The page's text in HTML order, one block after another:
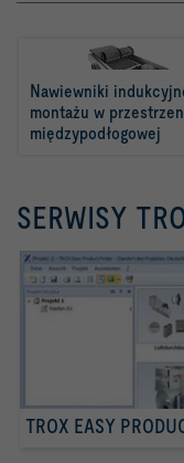
Nawiewniki
montażu w
międzypodłogowej
SERWISY
TROX EASY